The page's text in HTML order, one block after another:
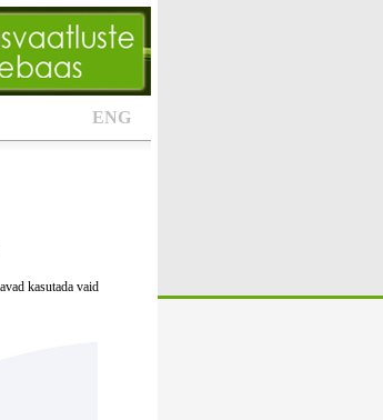
ENG
kasutada vaid